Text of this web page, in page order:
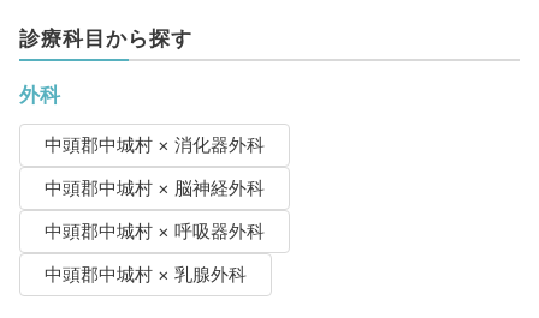
診療科目から探す
外科
中頭郡中城村 × 消化器外科
中頭郡中城村 × 脳神経外科
中頭郡中城村 × 呼吸器外科
中頭郡中城村 × 乳腺外科